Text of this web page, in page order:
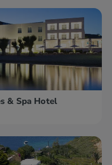
& Spa Hotel